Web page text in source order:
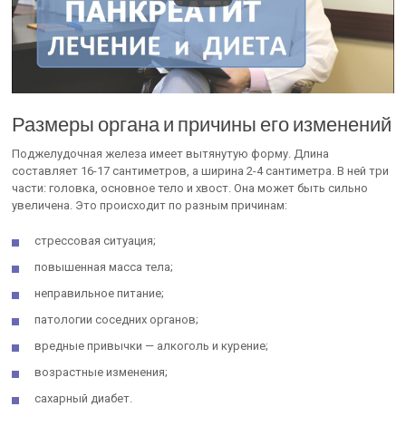
Размеры органа и причины его изменений
Поджелудочная железа имеет вытянутую форму. Длина
составляет 16-17 сантиметров, а ширина 2-4 сантиметра. В ней три
части: головка, основное тело и хвост. Она может быть сильно
увеличена. Это происходит по разным причинам:
стрессовая ситуация;
повышенная масса тела;
неправильное питание;
патологии соседних органов;
вредные привычки — алкоголь и курение;
возрастные изменения;
сахарный диабет.